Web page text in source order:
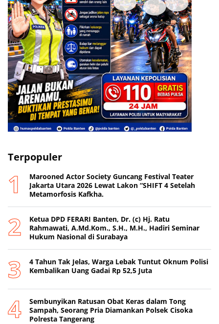
Terpopuler
Marooned Actor Society Guncang Festival Teater
Jakarta Utara 2026 Lewat Lakon “SHIFT 4 Setelah
Metamorfosis Kafkha.
Ketua DPD FERARI Banten, Dr. (c) Hj. Ratu
Rahmawati, A.Md.Kom., S.H., M.H., Hadiri Seminar
Hukum Nasional di Surabaya
4 Tahun Tak Jelas, Warga Lebak Tuntut Oknum Polisi
Kembalikan Uang Gadai Rp 52,5 Juta
Sembunyikan Ratusan Obat Keras dalam Tong
Sampah, Seorang Pria Diamankan Polsek Cisoka
Polresta Tangerang